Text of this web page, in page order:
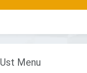
Ust Menu